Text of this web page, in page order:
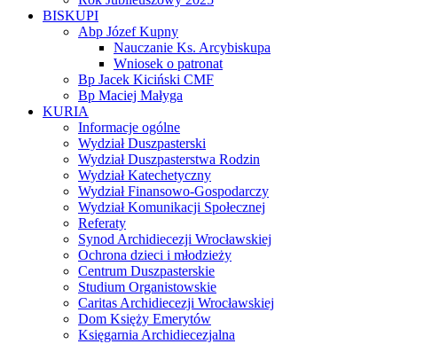
BISKUPI
Abp Józef Kupny
Nauczanie Ks. Arcybiskupa
Wniosek o patronat
Bp Jacek Kiciński CMF
Bp Maciej Małyga
KURIA
Informacje ogólne
Wydział Duszpasterski
Wydział Duszpasterstwa Rodzin
Wydział Katechetyczny
Wydział Finansowo-Gospodarczy
Wydział Komunikacji Społecznej
Referaty
Synod Archidiecezji Wrocławskiej
Ochrona dzieci i młodzieży
Centrum Duszpasterskie
Studium Organistowskie
Caritas Archidiecezji Wrocławskiej
Dom Księży Emerytów
Księgarnia Archidiecezjalna